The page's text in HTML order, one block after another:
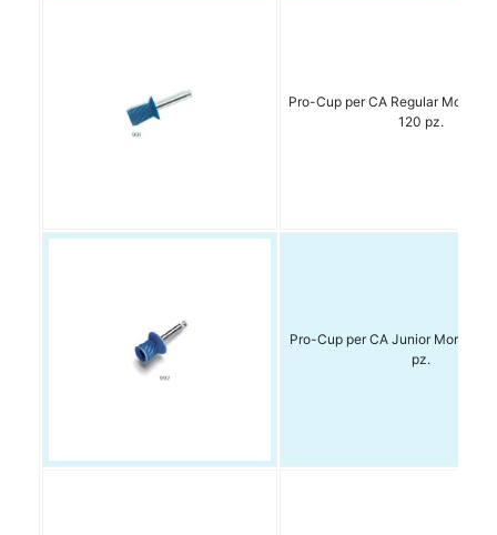
Pro-Cup per CA Regular Morb
120 pz.
Pro-Cup per CA Junior Morb.
pz.